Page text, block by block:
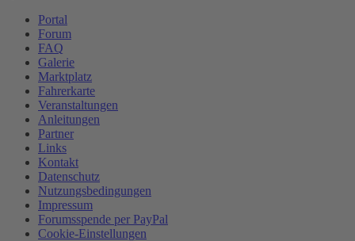
Portal
Forum
FAQ
Galerie
Marktplatz
Fahrerkarte
Veranstaltungen
Anleitungen
Partner
Links
Kontakt
Datenschutz
Nutzungsbedingungen
Impressum
Forumsspende per PayPal
Cookie-Einstellungen